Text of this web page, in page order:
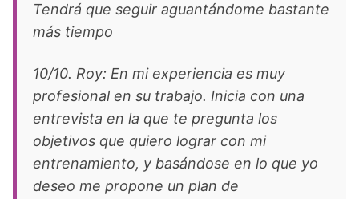
Tendrá que seguir aguantándome bastante
más tiempo
10/10. Roy: En mi experiencia es muy
profesional en su trabajo. Inicia con una
entrevista en la que te pregunta los
objetivos que quiero lograr con mi
entrenamiento, y basándose en lo que yo
deseo me propone un plan de